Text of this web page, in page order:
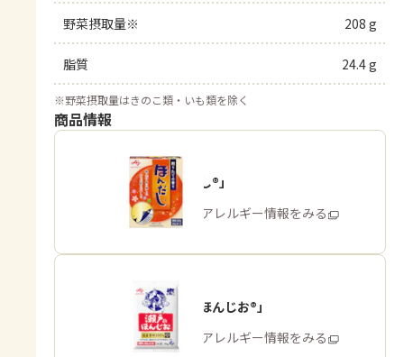
野菜摂取量※ 208 g
脂質 24.4 g
※野菜摂取量はきのこ類・いも類を除く
商品情報
「ほんだし®」
商品・アレルギー情報をみる
「瀬戸のほんじお®」
商品・アレルギー情報をみる